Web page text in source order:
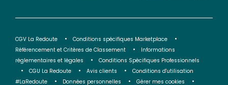
CGV La Redoute
Conditions spécifiques Marketplace
Référencement et Critères de Classement
Informations
réglementaires et légales
Conditions Spécifiques Professionnels
CGU La Redoute
Avis clients
Conditions d'utilisation
#LaRedoute
Données personnelles Gérer mes cookies